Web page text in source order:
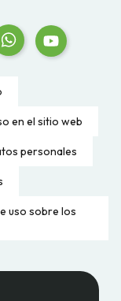
en el sitio web
personales
uso sobre los